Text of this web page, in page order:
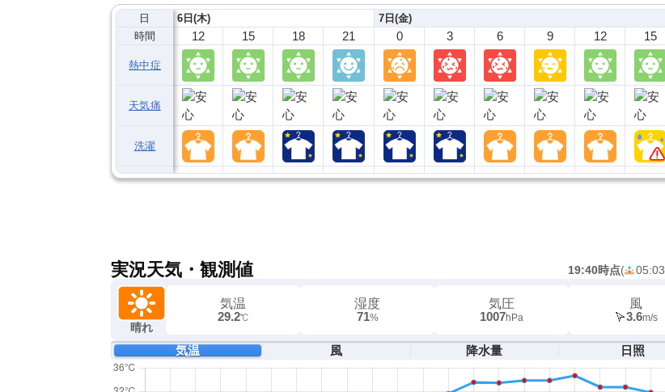
日
時間
熱中症
天気痛
洗濯
6日(木)
12 15 18 21
7日(金)
0 3 6 9 12 15
実況天気・観測値 19:40時点( 05:03
晴れ
気温
29.2℃
湿度
71%
気圧
1007hPa
風
3.6m/s
気温 風 降水量 日照